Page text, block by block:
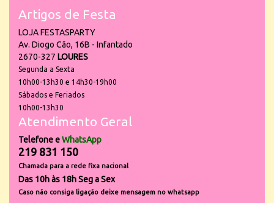
Artigos de Festa
LOJA FESTASPARTY
Av. Diogo Cão, 16B - Infantado
2670-327 LOURES
Segunda a Sexta
10h00-13h30 e 14h30-19h00
Sábados e Feriados
10h00-13h30
Atendimento Geral
Telefone eWhatsApp
219 831 150
Chamada para a rede fixa nacional
Das 10h às 18h Seg a Sex
Caso não consiga ligação deixe mensagem no whatsapp